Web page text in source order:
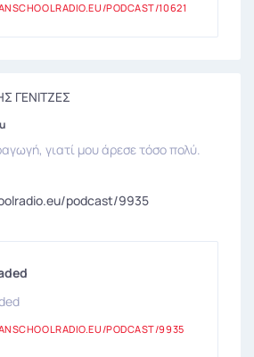
PODCAST/10621
ΓΕΝΙΤΖΕΣ
γιατί μου άρεσε τόσο πολύ.
podcast/9935
PODCAST/9935